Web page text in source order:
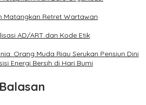
Matangkan Retret Wartawan
AD/ART dan Kode Etik
Orang Muda Riau Serukan Pensiun Dini
Energi Bersih di Hari Bumi